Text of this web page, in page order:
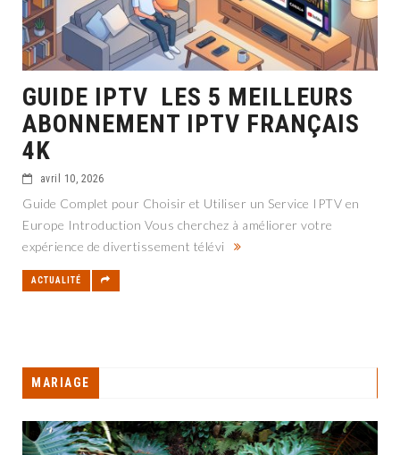
GUIDE IPTV LES 5 MEILLEURS
ABONNEMENT IPTV FRANÇAIS
4K
avril 10, 2026
Guide Complet pour Choisir et Utiliser un Service IPTV en
Europe Introduction Vous cherchez à améliorer votre
expérience de divertissement télévi
ACTUALITÉ
MARIAGE